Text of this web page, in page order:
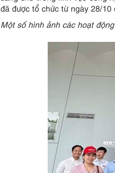
đã được tổ chức từ ngày 28/
Một số hình ảnh các hoạt